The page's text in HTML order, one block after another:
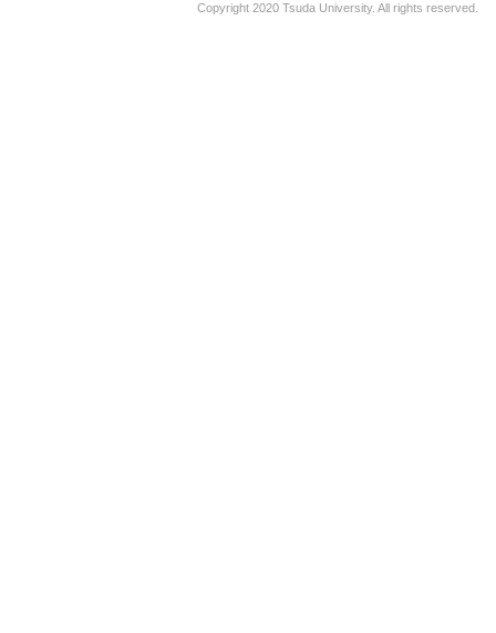
Copyright 2020 Tsuda University. All rights reserved.